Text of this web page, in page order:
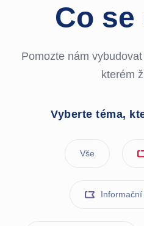
Co se
Pomozte nám
kterém
Vyberte téma,
Vše